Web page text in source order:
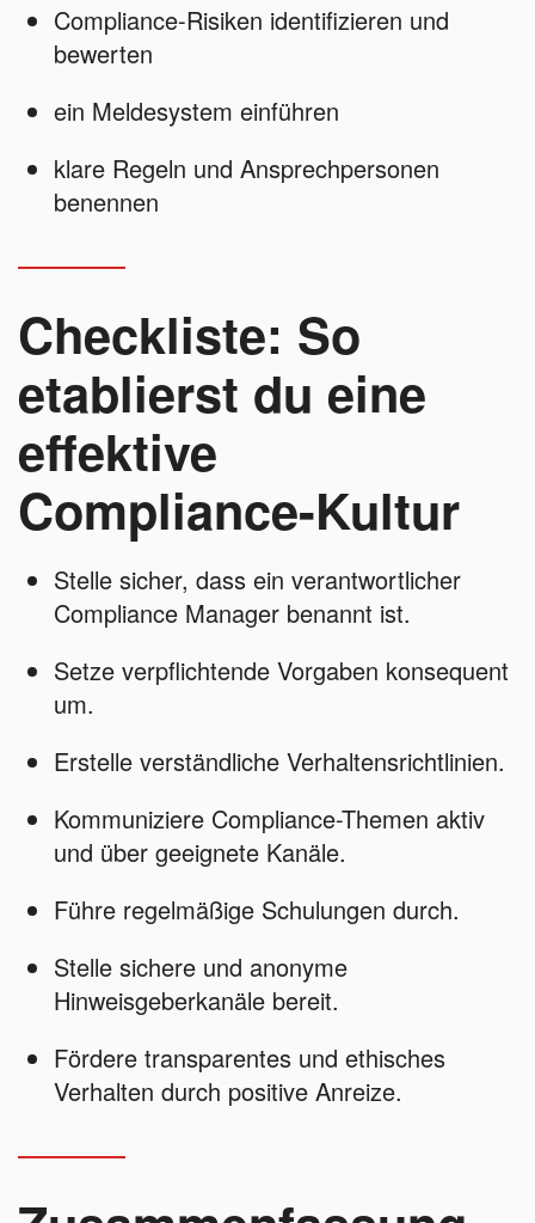
Compliance-Risiken identifizieren und
bewerten
ein Meldesystem einführen
klare Regeln und Ansprechpersonen
benennen
Checkliste: So
etablierst du eine
effektive
Compliance-Kultur
Stelle sicher, dass ein verantwortlicher
Compliance Manager benannt ist.
Setze verpflichtende Vorgaben konsequent
um.
Erstelle verständliche Verhaltensrichtlinien.
Kommuniziere Compliance-Themen aktiv
und über geeignete Kanäle.
Führe regelmäßige Schulungen durch.
Stelle sichere und anonyme
Hinweisgeberkanäle bereit.
Fördere transparentes und ethisches
Verhalten durch positive Anreize.